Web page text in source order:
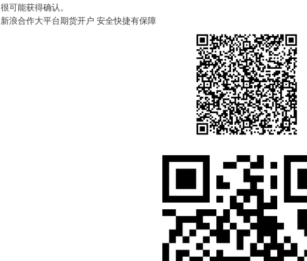
很可能获得确认。
新浪合作大平台期货开户 安全快捷有保障